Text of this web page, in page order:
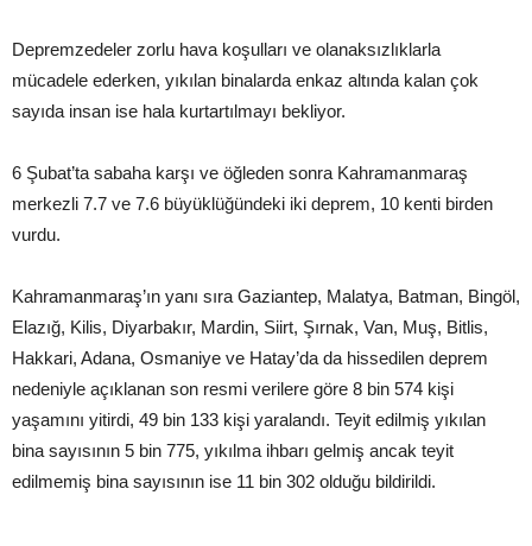
Depremzedeler zorlu hava koşulları ve olanaksızlıklarla
mücadele ederken, yıkılan binalarda enkaz altında kalan çok
sayıda insan ise hala kurtartılmayı bekliyor.
6 Şubat’ta sabaha karşı ve öğleden sonra Kahramanmaraş
merkezli 7.7 ve 7.6 büyüklüğündeki iki deprem, 10 kenti birden
vurdu.
Kahramanmaraş’ın yanı sıra Gaziantep, Malatya, Batman, Bingöl,
Elazığ, Kilis, Diyarbakır, Mardin, Siirt, Şırnak, Van, Muş, Bitlis,
Hakkari, Adana, Osmaniye ve Hatay’da da hissedilen deprem
nedeniyle açıklanan son resmi verilere göre 8 bin 574 kişi
yaşamını yitirdi, 49 bin 133 kişi yaralandı. Teyit edilmiş yıkılan
bina sayısının 5 bin 775, yıkılma ihbarı gelmiş ancak teyit
edilmemiş bina sayısının ise 11 bin 302 olduğu bildirildi.